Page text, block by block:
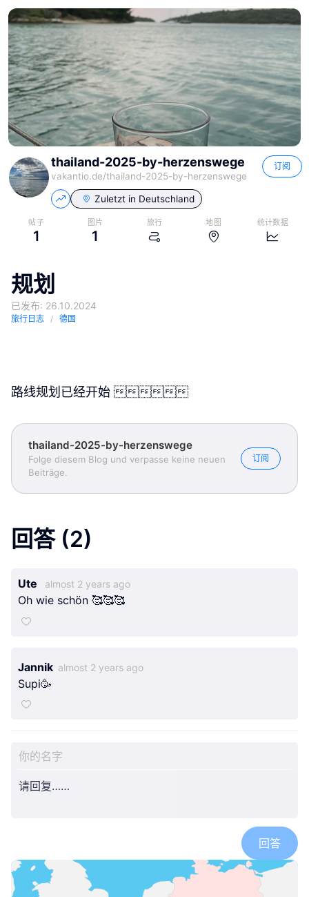
thailand-2025-by-herzenswege
vakantio.de/thailand-2025-by-herzenswege
订阅
Zuletzt in Deutschland
帖子
1
图片
1
旅行 地图 统计数据
规划
已发布: 26.10.2024
旅行日志 德国
路线规划已经开始
thailand-2025-by-herzenswege
Folge diesem Blog und verpasse keine neuen
Beiträge.
订阅
回答(2)
Ute almost 2 years ago
Oh wie schön 🥰🥰🥰
Jannik almost 2 years ago
Supi🥳
回答